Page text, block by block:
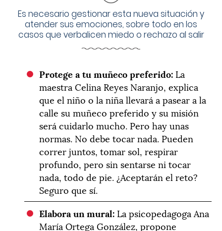
Es necesario gestionar esta nueva situación y
atender sus emociones, sobre todo en los
casos que verbalicen miedo o rechazo al salir
Protege a tu muñeco preferido: La
maestra Celina Reyes Naranjo, explica
que el niño o la niña llevará a pasear a la
calle su muñeco preferido y su misión
será cuidarlo mucho. Pero hay unas
normas. No debe tocar nada. Pueden
correr juntos, tomar sol, respirar
profundo, pero sin sentarse ni tocar
nada, todo de pie. ¿Aceptarán el reto?
Seguro que sí.
Elabora un mural: La psicopedagoga Ana
María Ortega González, propone